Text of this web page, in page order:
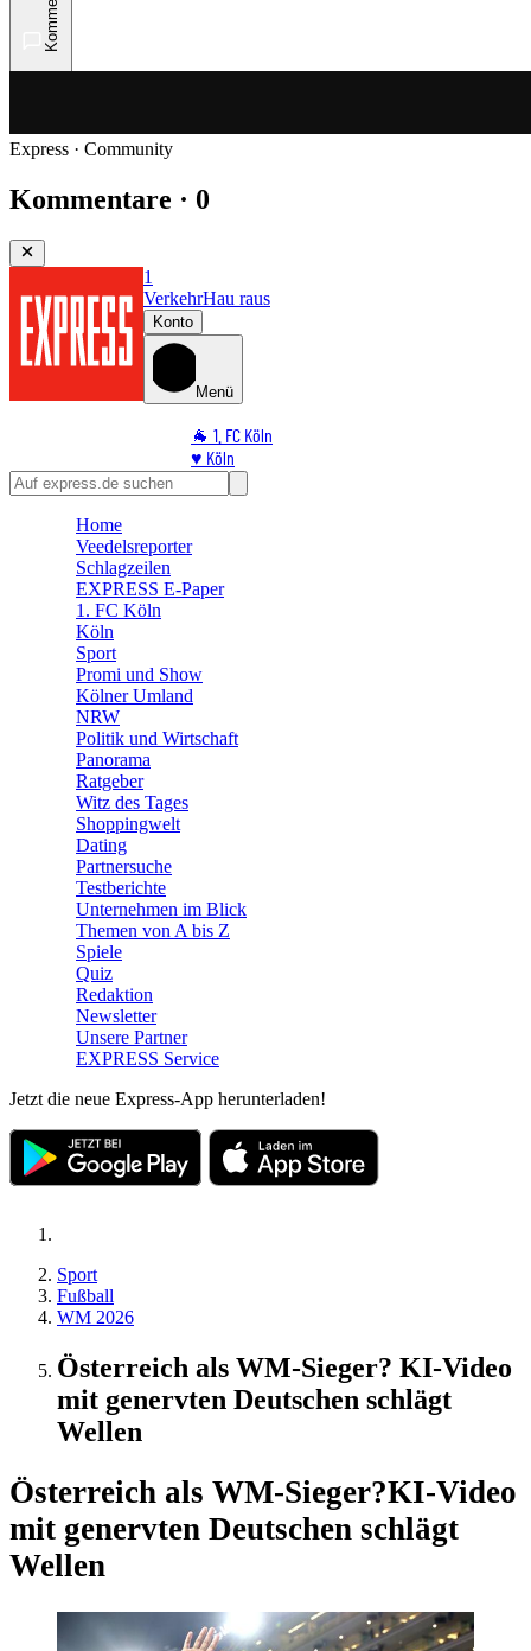
Express · Community
Kommentare · 0
1
VerkehrHau raus
Konto
Menü
🐐 1. FC Köln
♥️ Köln
⭐ Promi
🛒 Shoppingwelt
Home
Veedelsreporter
Schlagzeilen
EXPRESS E-Paper
1. FC Köln
Köln
Sport
Promi und Show
Kölner Umland
NRW
Politik und Wirtschaft
Panorama
Ratgeber
Witz des Tages
Shoppingwelt
Dating
Partnersuche
Testberichte
Unternehmen im Blick
Themen von A bis Z
Spiele
Quiz
Redaktion
Newsletter
Unsere Partner
EXPRESS Service
Jetzt die neue Express-App herunterladen!
Sport
Fußball
WM 2026
Österreich als WM-Sieger? KI-Video
mit genervten Deutschen schlägt
Wellen
Österreich als WM-Sieger?KI-Video
mit genervten Deutschen schlägt
Wellen